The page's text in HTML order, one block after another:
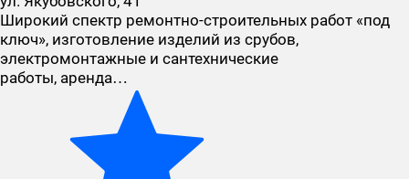
Широкий спектр ремонтно-строительных работ «под
ключ», изготовление изделий из срубов,
электромонтажные и сантехнические
работы, аренда…